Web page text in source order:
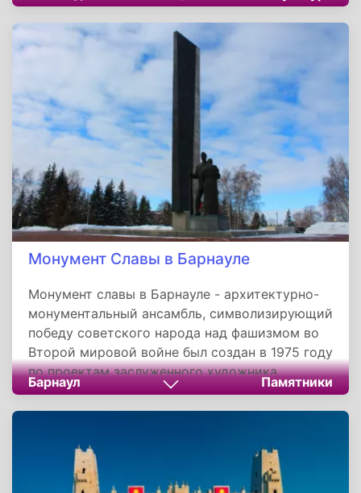
Бурятии. В 1921 году стал командиром
кавалерийской части, которая разгромила
силы барона Унгерна. При непосредственном
участии Рокоссовского, выполнявшего
обязанности командира 5-й Кубанской
кавалерийской бригады, которая
дислоцировалась в Улан-Удэ, было создано
первое в республике национальное воинское
формирование - Бурятский кавалерийский
дивизион. В местном городе Кяхта
Рокоссовский познакомился со своей
будущей женой Юлией Барминой.
Монумент Славы в Барнауле
Монумент славы в Барнауле - архитектурно-
монументальный ансамбль, символизирующий
победу советского народа над фашизмом во
Второй мировой войне был создан в 1975 году
по проектам заслуженного художника,
архитектора Петра Миронова и художника-
монументалиста Владимира Добровольского .
Барнаул Памятники